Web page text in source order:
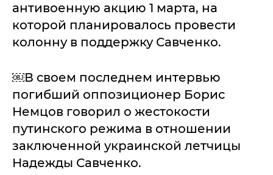
антивоенную акцию 1 марта, на
которой планировалось провести
колонну в поддержку Савченко.
￼В своем последнем интервью
погибший оппозиционер Борис
Немцов говорил о жестокости
путинского режима в отношении
заключенной украинской летчицы
Надежды Савченко.